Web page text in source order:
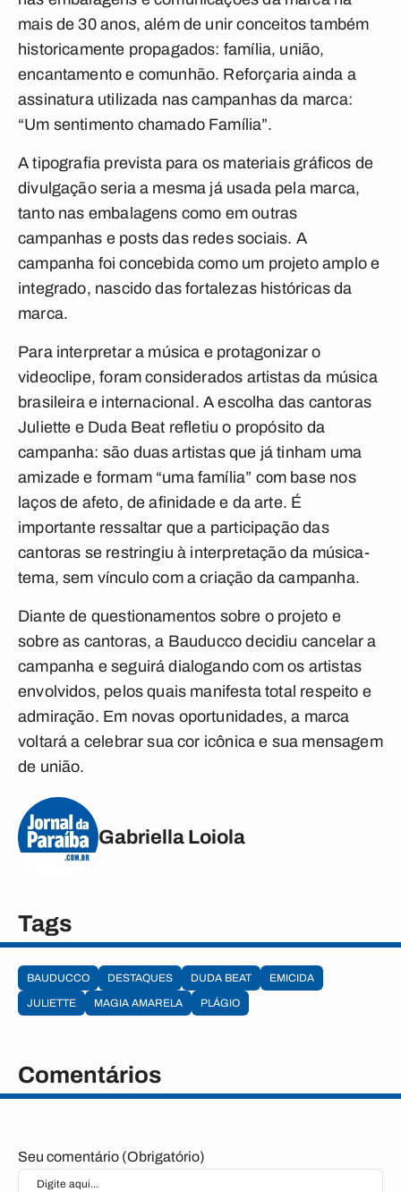
mais de 30 anos, além de unir conceitos também
historicamente propagados: família, união,
encantamento e comunhão. Reforçaria ainda a
assinatura utilizada nas campanhas da marca:
“Um sentimento chamado Família”.
A tipografia prevista para os materiais gráficos de
divulgação seria a mesma já usada pela marca,
tanto nas embalagens como em outras
campanhas e posts das redes sociais. A
campanha foi concebida como um projeto amplo e
integrado, nascido das fortalezas históricas da
marca.
Para interpretar a música e protagonizar o
videoclipe, foram considerados artistas da música
brasileira e internacional. A escolha das cantoras
Juliette e Duda Beat refletiu o propósito da
campanha: são duas artistas que já tinham uma
amizade e formam “uma família” com base nos
laços de afeto, de afinidade e da arte. É
importante ressaltar que a participação das
cantoras se restringiu à interpretação da música-
tema, sem vínculo com a criação da campanha.
Diante de questionamentos sobre o projeto e
sobre as cantoras, a Bauducco decidiu cancelar a
campanha e seguirá dialogando com os artistas
envolvidos, pelos quais manifesta total respeito e
admiração. Em novas oportunidades, a marca
voltará a celebrar sua cor icônica e sua mensagem
de união.
Gabriella Loiola
Tags
BAUDUCCO DESTAQUES DUDA BEAT
EMICIDA
JULIETTE
MAGIA AMARELA PLÁGIO
Comentários
Seu comentário (Obrigatório)